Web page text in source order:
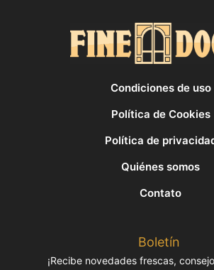
Condiciones de uso
Política de Cookies
Política de
Quiénes somos
Contato
Boletín
¡Recibe novedades frescas,